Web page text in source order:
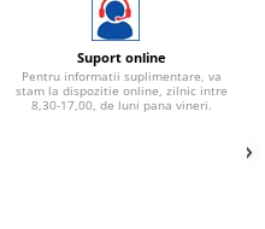
Suport online
Pentru informatii suplimentare, va
stam la dispozitie online, zilnic intre
8,30-17,00, de luni pana vineri.